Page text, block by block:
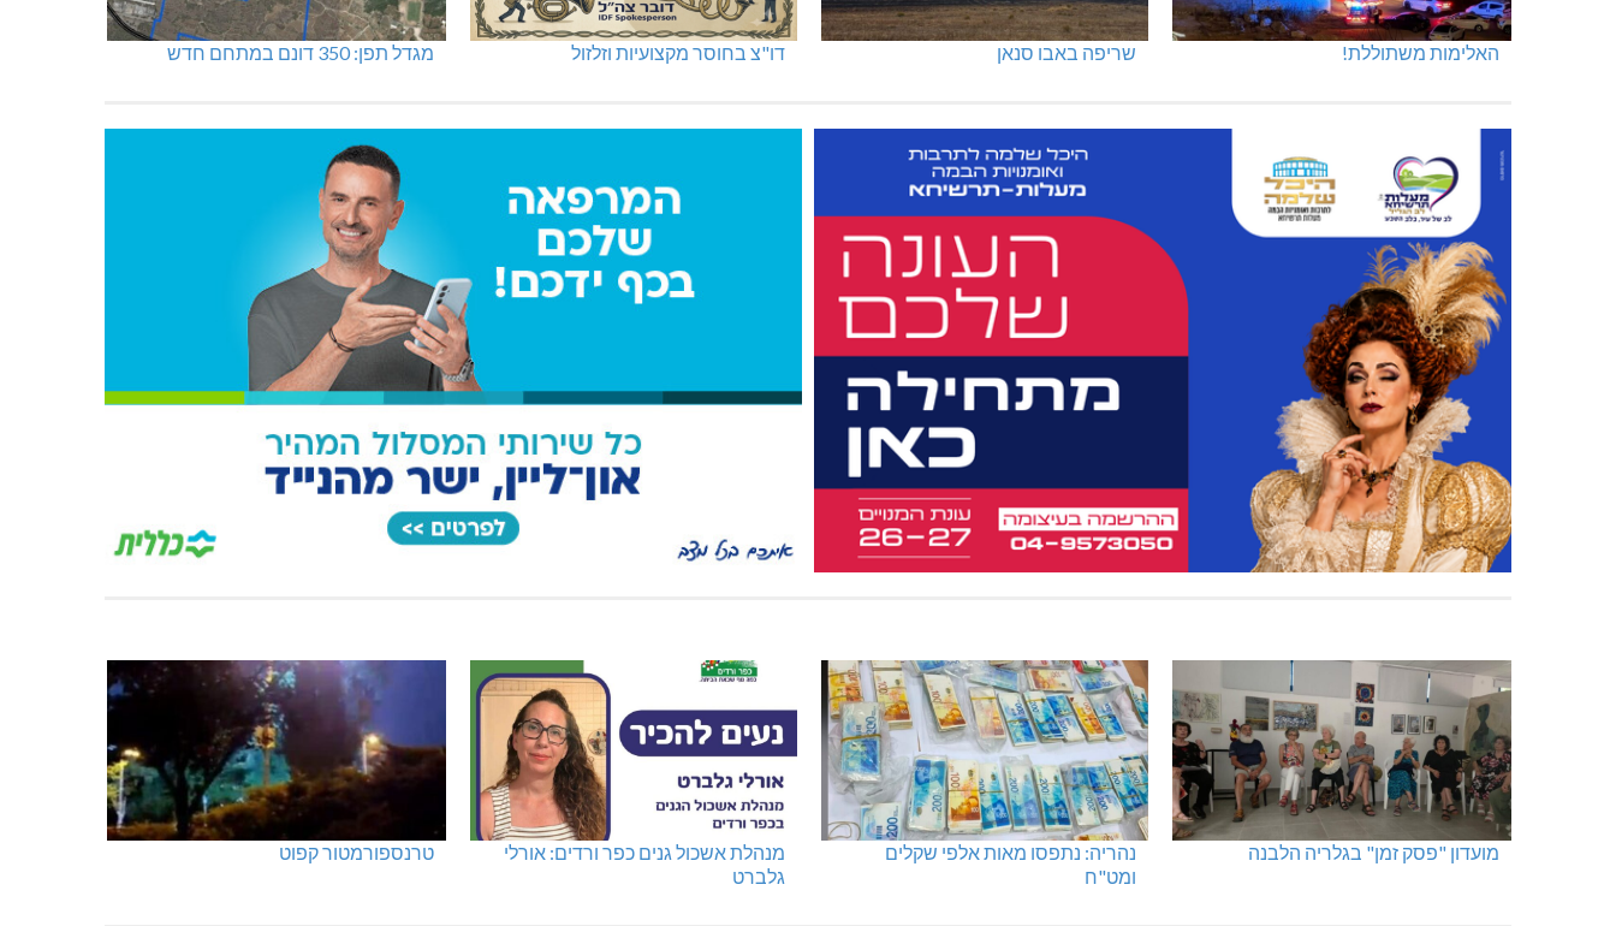
האלימות משתוללת! שריפה באבו סנאן דו"צ בחוסר מקצועיות וזלזול מגדל תפן: 350 דונם במתחם חדש
מועדון "פסק זמן" בגלריה הלבנה
נהריה: נתפסו מאות אלפי שקלים
ומט"ח
מנהלת אשכול גנים כפר ורדים: אורלי
גלברט
טרנספורמטור קפוט